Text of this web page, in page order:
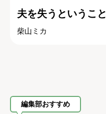
夫を失うということ
柴山ミカ
編集部おすすめ